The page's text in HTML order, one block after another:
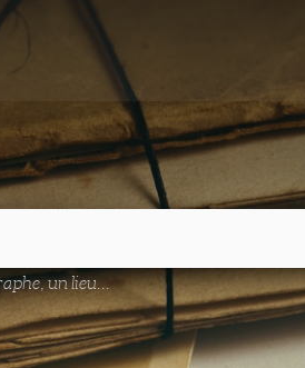
un lieu...